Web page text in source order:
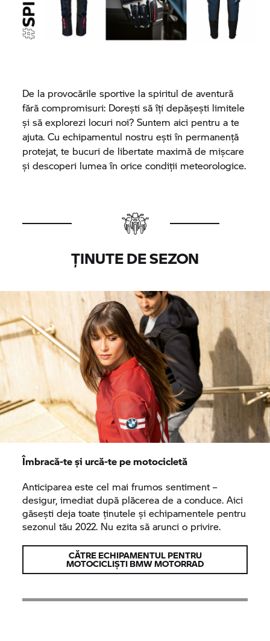
De la provocările sportive la spiritul de aventură
fără compromisuri: Dorești să îți depășești limitele
și să explorezi locuri noi? Suntem aici pentru a te
ajuta. Cu echipamentul nostru ești în permanență
protejat, te bucuri de libertate maximă de mișcare
și descoperi lumea în orice condiții meteorologice.
ȚINUTE DE SEZON
Îmbracă-te și urcă-te pe motocicletă
Anticiparea este cel mai frumos sentiment –
desigur, imediat după plăcerea de a conduce. Aici
găsești deja toate ținutele și echipamentele pentru
sezonul tău 2022. Nu ezita să arunci o privire.
CĂTRE ECHIPAMENTUL PENTRU
MOTOCICLIȘTIBMW MOTORRAD